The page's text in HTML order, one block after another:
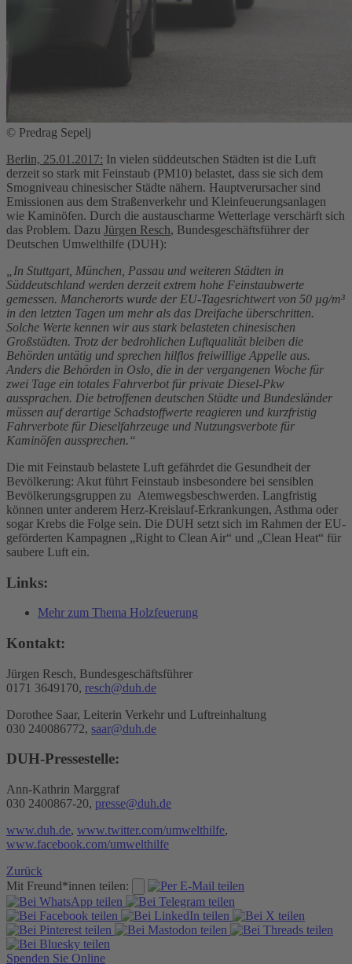
© Predrag Sepelj
Berlin, 25.01.2017: In vielen süddeutschen Städten ist die Luft
derzeit so stark mit Feinstaub (PM10) belastet, dass sie sich dem
Smogniveau chinesischer Städte nähern. Hauptverursacher sind
Emissionen aus dem Straßenverkehr und Kleinfeuerungsanlagen
wie Kaminöfen. Durch die austauscharme Wetterlage verschärft sich
das Problem. Dazu Jürgen Resch, Bundesgeschäftsführer der
Deutschen Umwelthilfe (DUH):
„In Stuttgart, München, Passau und weiteren Städten in
Süddeutschland werden derzeit extrem hohe Feinstaubwerte
gemessen. Mancherorts wurde der EU-Tagesrichtwert von 50 µg/m³
in den letzten Tagen um mehr als das Dreifache überschritten.
Solche Werte kennen wir aus stark belasteten chinesischen
Großstädten. Trotz der bedrohlichen Luftqualität bleiben die
Behörden untätig und sprechen hilflos freiwillige Appelle aus.
Anders die Behörden in Oslo, die in der vergangenen Woche für
zwei Tage ein totales Fahrverbot für private Diesel-Pkw
aussprachen. Die betroffenen deutschen Städte und Bundesländer
müssen auf derartige Schadstoffwerte reagieren und kurzfristig
Fahrverbote für Dieselfahrzeuge und Nutzungsverbote für
Kaminöfen aussprechen.“
Die mit Feinstaub belastete Luft gefährdet die Gesundheit der
Bevölkerung: Akut führt Feinstaub insbesondere bei sensiblen
Bevölkerungsgruppen zu Atemwegsbeschwerden. Langfristig
können unter anderem Herz-Kreislauf-Erkrankungen, Asthma oder
sogar Krebs die Folge sein. Die DUH setzt sich im Rahmen der EU-
geförderten Kampagnen „Right to Clean Air“ und „Clean Heat“ für
saubere Luft ein.
Links:
Mehr zum Thema Holzfeuerung
Kontakt:
Jürgen Resch, Bundesgeschäftsführer
0171 3649170, resch@duh.de
Dorothee Saar, Leiterin Verkehr und Luftreinhaltung
030 240086772, saar@duh.de
DUH-Pressestelle:
Ann-Kathrin Marggraf
030 2400867-20, presse@duh.de
www.duh.de, www.twitter.com/umwelthilfe,
www.facebook.com/umwelthilfe
Zurück
Mit Freund*innen teilen:
Spenden Sie Online